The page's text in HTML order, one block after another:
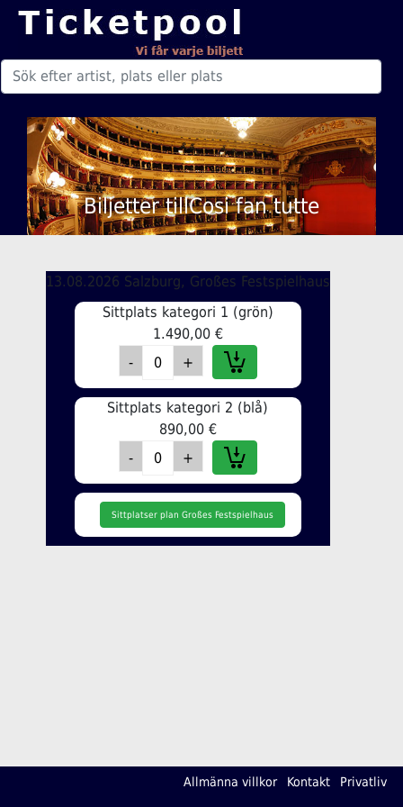
Biljetter tillCosi fan tutte
13.08.2026 Salzburg, Großes Festspielhaus
Sittplats kategori 1 (grön)
1.490,00 €
Sittplats kategori 2 (blå)
890,00 €
Sittplatser plan Großes Festspielhaus
Allmänna villkor Kontakt Privatliv